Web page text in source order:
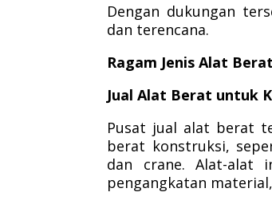
Dengan dukungan
dan terencana.
Ragam Jenis Alat
Jual Alat Berat untuk
Pusat jual alat berat
berat konstruksi,
dan crane. Alat-alat
pengangkatan